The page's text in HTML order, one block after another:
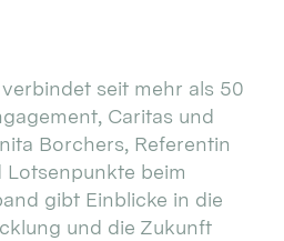
seit mehr als 50
Caritas und
Borchers, Referentin
Lotsenpunkte beim
gibt Einblicke in die
und die Zukunft